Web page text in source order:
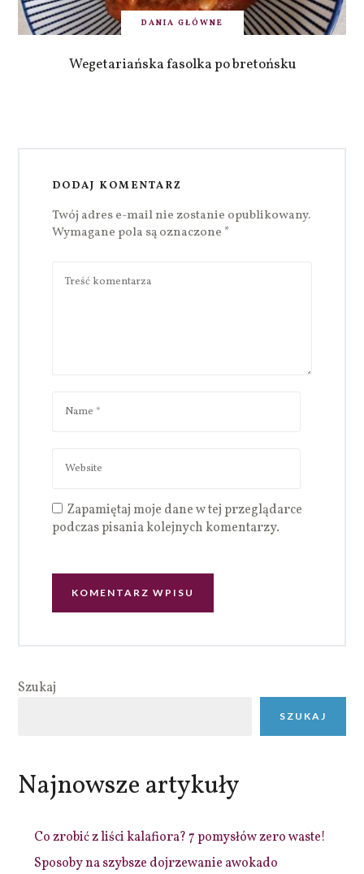
DANIA GŁÓWNE
Wegetariańska fasolka po bretońsku
DODAJ KOMENTARZ
Twój adres e-mail nie zostanie opublikowany.
Wymagane pola są oznaczone *
Zapamiętaj moje dane w tej przeglądarce
podczas pisania kolejnych komentarzy.
Szukaj
SZUKAJ
Najnowsze artykuły
Co zrobić z liści kalafiora? 7 pomysłów zero waste!
Sposoby na szybsze dojrzewanie awokado